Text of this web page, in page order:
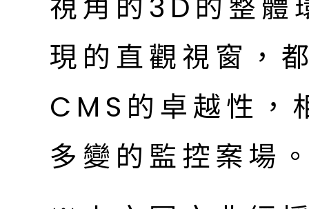
現的直觀視窗，
CMS的卓越性，
多變的監控案場